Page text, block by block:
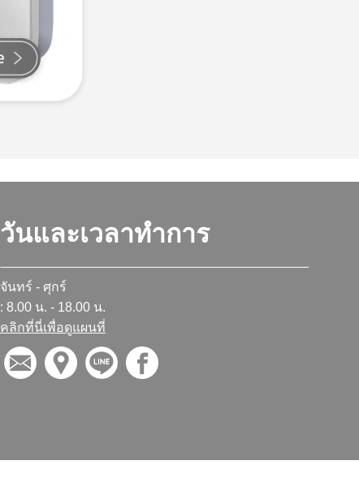
วันและเวลาทำการ
จันทร์ - ศุกร์
: 8.00 น. - 18.00 น.
คลิกที่นี่เพื่อดูแผนที่